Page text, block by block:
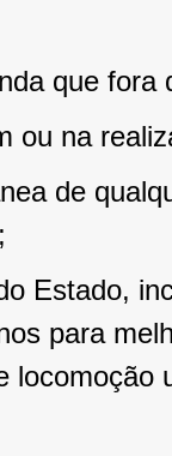
que fora
ou na
de
Estado,
para